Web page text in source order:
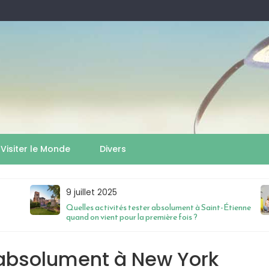
Visiter le Monde Divers
9 juillet 2025
Quelles activités tester absolument à Saint-Étienne
quand on vient pour la première fois ?
à New York